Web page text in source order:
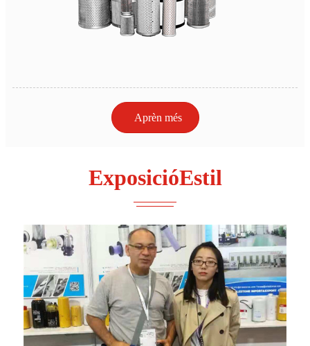
Aprèn més
ExposicióEstil